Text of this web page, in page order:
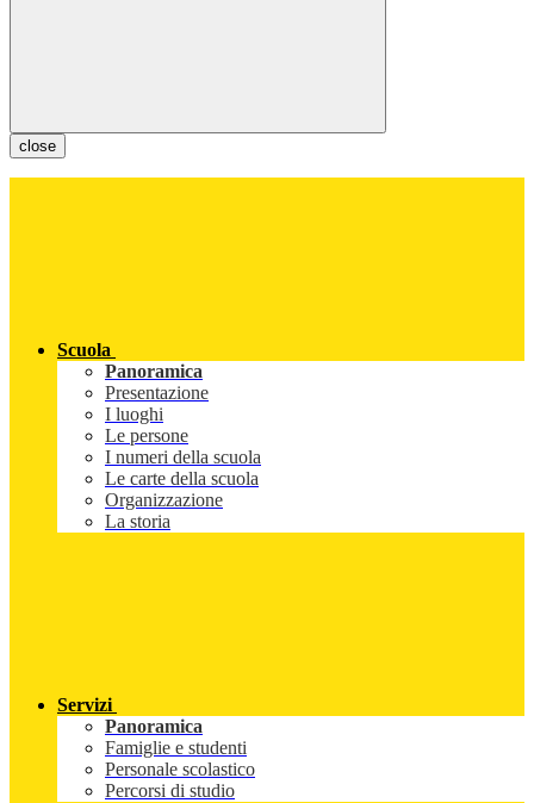
close
Scuola
Panoramica
Presentazione
I luoghi
Le persone
I numeri della scuola
Le carte della scuola
Organizzazione
La storia
Servizi
Panoramica
Famiglie e studenti
Personale scolastico
Percorsi di studio